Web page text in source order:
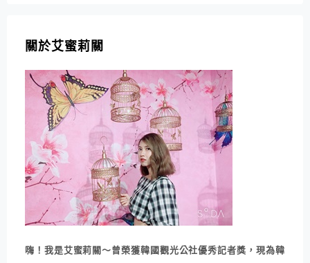
關於艾蜜莉關
嗨！我是艾蜜莉關～曾榮獲韓國觀光公社優秀記者獎，現為韓